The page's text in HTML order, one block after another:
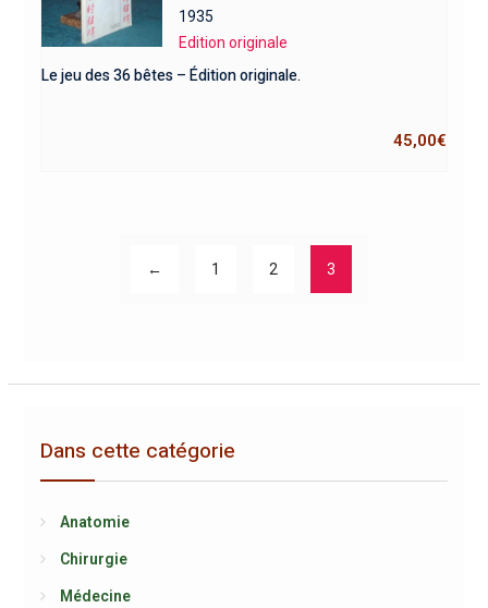
1935
Edition originale
Le jeu des 36 bêtes – Édition originale.
45,00€
← 1 2 3
Dans cette catégorie
Anatomie
Chirurgie
Médecine